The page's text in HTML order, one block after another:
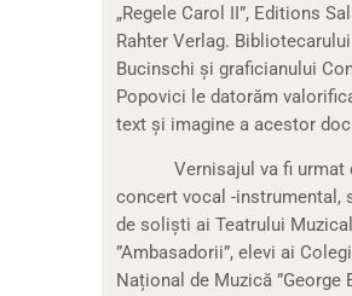
„Regele Carol II”, Editions
Rahter Verlag.
Bucinschi și graficianului
Popovici le datorăm
text și imagine a acestor
Vernisajul va fi urmat
concert vocal -instrumental,
de soliști ai Teatrului Muzical
”Ambasadorii”, elevi ai
Național de Muzică ”George